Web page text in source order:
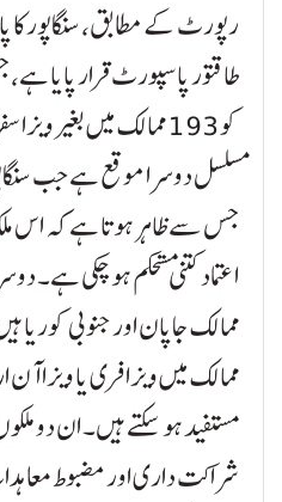
رپورٹ کے مطابق، سنگاپور
طاقتور پاسپورٹ قرار پایا
کو 193 ممالک میں بغیر
مسلسل دوسرا موقع ہے جب
جس سے ظاہر ہوتا ہے کہ اس
اعتماد کتنی مستحکم ہو چکی ہے۔
ممالک میں ویزا فری یا ویزا
مستفید ہو سکتے ہیں۔ ان دو
شراکت داری اور مضبوط